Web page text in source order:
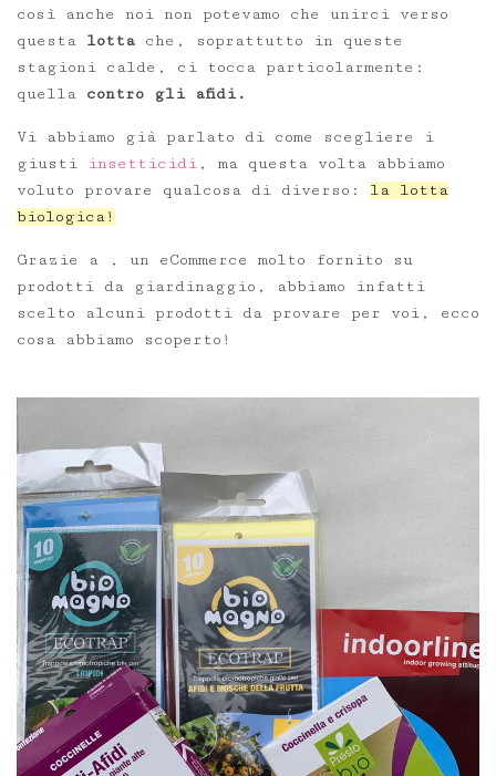
così anche noi non potevamo che unirci verso
questa lotta che, soprattutto in queste
stagioni calde, ci tocca particolarmente:
quella contro gli afidi.
Vi abbiamo già parlato di come scegliere i
giusti
insetticidi , ma questa volta abbiamo
voluto provare qualcosa di diverso: la lotta
biologica!
Grazie a , un eCommerce molto fornito su
prodotti da giardinaggio, abbiamo infatti
scelto alcuni prodotti da provare per voi, ecco
cosa abbiamo scoperto!